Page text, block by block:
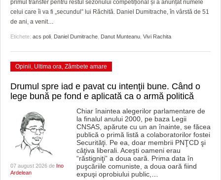
DIVERSE
LICEE, ŞCOLI ŞI GRĂDINIŢE DIN TIMIŞ
PRIMĂRIILE DIN TIMIŞ
SFATUL MEDICULUI
SFATURI JURIDICE
primul transfer pentru restul sezonului competițional și a anunțat numele
celui care îi va fi „secundul” lui Răchită. Daniel Dumitrache, în vârstă de 51
de ani, a venit…
Etichete: acs poli Daniel Dumitrache Danut Munteanu Vivi Rachita
Opinii, Ultima ora, Zâmbete amare
Drumul spre iad e pavat cu intenţii bune. Când o
lege bună pe fond e aplicată ca o armă politică
07 august 2026 de Ino
Ardelean
Chiar înaintea alegerilor parlamentare de
la finalul anului 2000, pe baza Legii
CNSAS, apărute cu un an înainte, se făcea
publică o primă listă a colaboratorilor fostei
Securităţi. Pe ea, doar membrii PNŢCD şi
câţiva liberali. Aceşti oameni erau
“răstigniţi” a doua oară. Prima data în
puşcăriile comuniste, a doua oară fiind
expuşi oprobiului public,…